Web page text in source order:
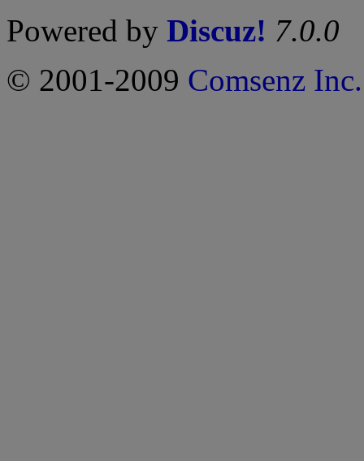
Powered by Discuz! 7.0.0
© 2001-2009 Comsenz Inc.